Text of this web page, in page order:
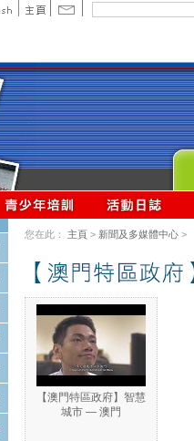
您在此： 主頁 > 新聞及多媒體中心 >
【澳門特區政府】智慧
城市 — 澳門